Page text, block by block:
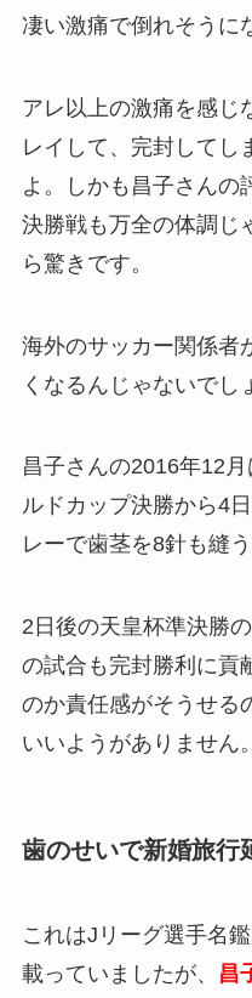
凄い激痛で倒れそうに
アレ以上の激痛を感じ
レイして、完封してし
よ。しかも昌子さんの
決勝戦も万全の体調じ
ら驚きです。
海外のサッカー関係者
くなるんじゃないでし
昌子さんの2016年12
ルドカップ決勝から4
レーで歯茎を8針も縫
2日後の天皇杯準決勝
の試合も完封勝利に貢
のか責任感がそうせる
いいようがありません。
歯のせいで新婚旅行
これはJリーグ選手名
載っていましたが、
昌